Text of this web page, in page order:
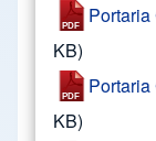
Portaria
KB)
Portaria
KB)